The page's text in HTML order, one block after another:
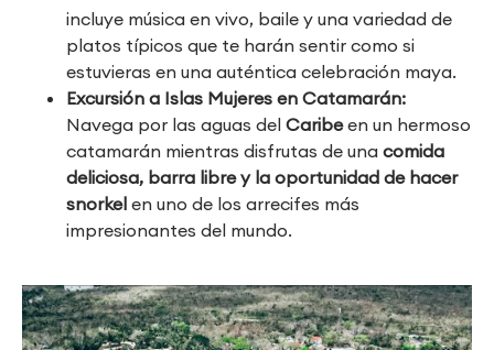
incluye música en vivo, baile y una variedad de
platos típicos que te harán sentir como si
estuvieras en una auténtica celebración maya.
Excursión a Islas Mujeres en Catamarán:
Navega por las aguas del Caribeen un hermoso
catamarán mientras disfrutas de una comida
deliciosa, barra libre y la oportunidad de hacer
snorkel en uno de los arrecifes más
impresionantes del mundo.